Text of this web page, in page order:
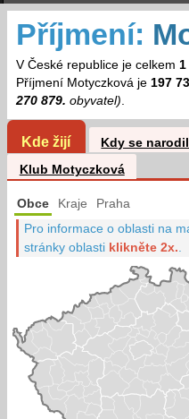
Příjmení:
V České republice je celkem 1
Příjmení Motyczková je 197
270 879. obyvatel).
Kde žijí Kdy se
Klub Motyczková
Obce Kraje Praha
Pro informace o oblasti na
stránky oblasti klikněte 2x.